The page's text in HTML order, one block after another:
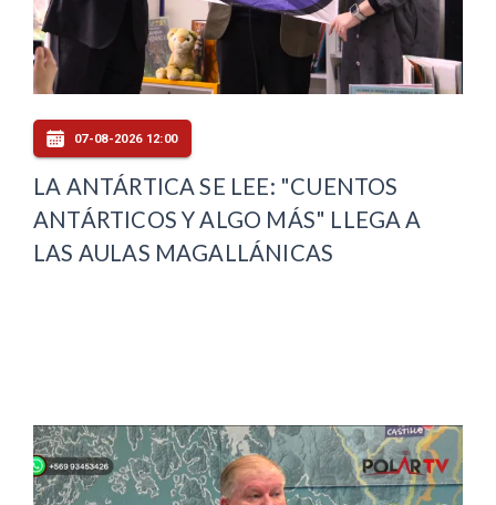
07-08-2026 12:00
LA ANTÁRTICA SE LEE: "CUENTOS
ANTÁRTICOS Y ALGO MÁS" LLEGA A
LAS AULAS MAGALLÁNICAS